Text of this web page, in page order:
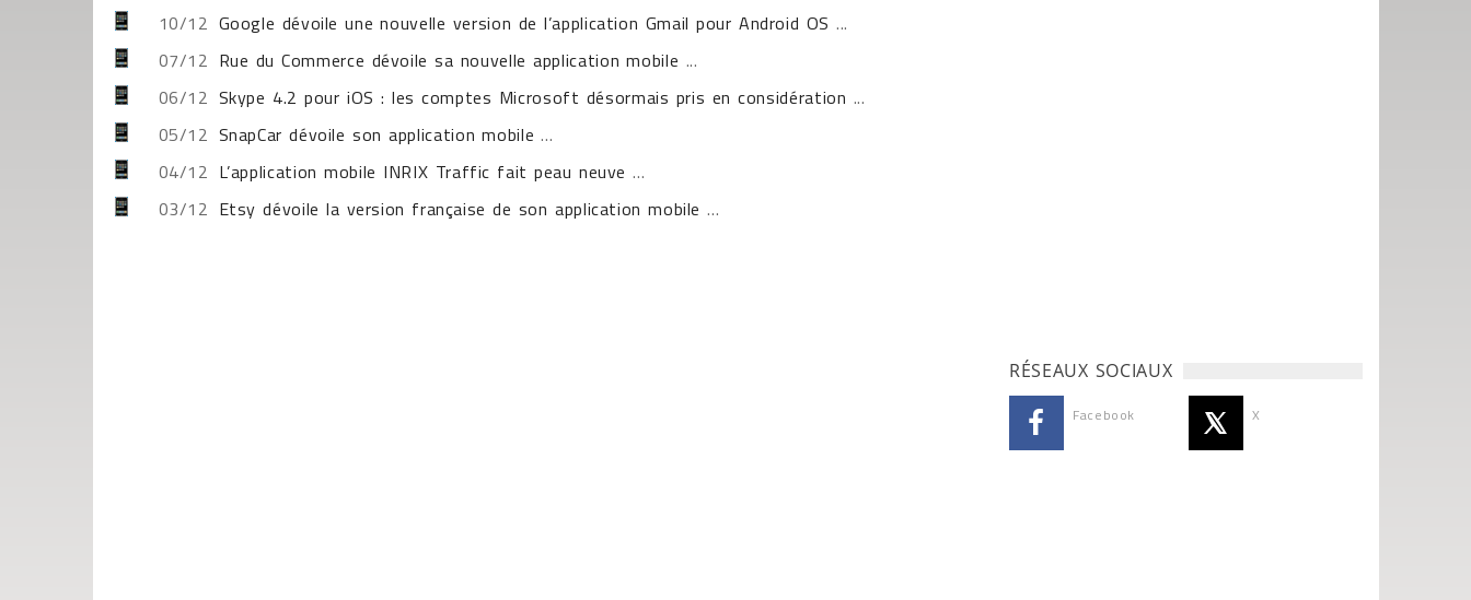
10/12 Google dévoile une nouvelle version de l’application Gmail pour Android OS ...
07/12 Rue du Commerce dévoile sa nouvelle application mobile ...
06/12 Skype 4.2 pour iOS : les comptes Microsoft désormais pris en considération ...
05/12 SnapCar dévoile son application mobile ...
04/12 L’application mobile INRIX Traffic fait peau neuve ...
03/12 Etsy dévoile la version française de son application mobile...
RÉSEAUX SOCIAUX
Facebook X